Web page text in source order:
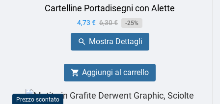
Cartelline Portadisegni con Alette
Prezzo
4,73 € Prezzo
base
6,30 € -25%
 Mostra Dettagli
 Aggiungi al carrello
Prezzo scontato